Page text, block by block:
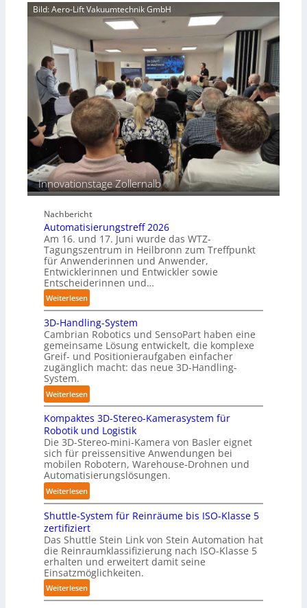
n
g
s
c
h
i
n
e
p
e
r
o
b
o
t
k
r
r
o
i
o
n
s
s
t
ä
i
g
e
P
o
l
y
m
e
r
l
a
g
e
r
f
ü
r
T
a
u
h
r
o
b
o
t
e
Bild: Aero-Lift Vakuumtechnik GmbH
Innovationstage Zollernalb
Nachbericht
Automatisierungstreff 2026
Am 16. und 17. Juni wurde das WTZ-
Tagungszentrum in Heilbronn zum Treffpunkt
für Anwenderinnen und Anwender,
Entwicklerinnen und Entwickler sowie
Entscheiderinnen und…
Weiterlesen:
A
u
t
o
m
t
i
s
i
e
r
u
n
g
s
t
r
e
f
f
0
3D-Handling-System
Cambrian Robotics und SensoPart haben eine
gemeinsame Lösung entwickelt, die komplexe
Greif- und Positionieraufgaben einfacher
zugänglich macht: das neue 3D-Handling-
System.
Weiterlesen:
3
D
-
H
a
n
d
l
n
g
-
S
y
s
t
Kompaktes 3D-Stereo-Kamerasystem für
Robotik und Logistik
Die 3D-Stereo-mini-Kamera von Basler eignet
sich für preissensitive Anwendungen bei
mobilen Robotern, Warehouse-Drohnen und
Automatisierungslösungen.
Weiterlesen:
K
o
m
p
a
k
t
e
Shuttle-System für Reinräume bis ISO-Klasse 5
zertifiziert
Das Shuttle Stein Link von Stein Automation hat
die Reinraumklassifizierung nach ISO-Klasse 5
erhalten und erweitert damit seine
Einsatzmöglichkeiten.
Weiterlesen:
S